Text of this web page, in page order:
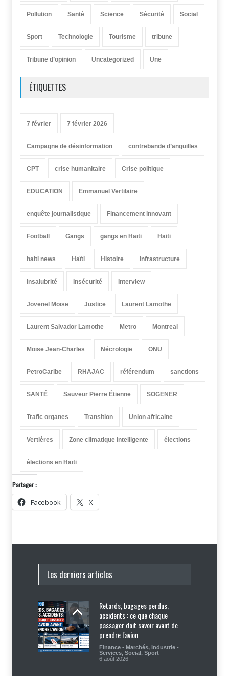
Pollution Santé Science Sécurité Social
Sport Technologie Tourisme tribune
Tribune d’opinion Uncategorized Une
ÉTIQUETTES
7 février 7 février 2026
Campagne de désinformation contrebande d’anguilles
CPT crise humanitaire Crise politique
EDUCATION Emmanuel Vertilaire
enquête journalistique Financement innovant
Football Gangs gangs en Haïti Haiti
haiti news Haïti Histoire Infrastructure
Insalubrité Insécurité Interview
Jovenel Moïse Justice Laurent Lamothe
Laurent Salvador Lamothe Metro Montreal
Moïse Jean-Charles Nécrologie ONU
PetroCaribe RHAJAC référendum sanctions
SANTÉ Sauveur Pierre Étienne SOGENER
Trafic organes Transition Union africaine
Vertières Zone climatique intelligente élections
élections en Haïti
Partager :
Facebook X
Les derniers articles
Retards, bagages perdus,
accidents : ce que chaque
passager doit savoir avant de
prendre l'avion
Finance - Marchés, Industrie -
Services, Social , Sport
6 août 2026